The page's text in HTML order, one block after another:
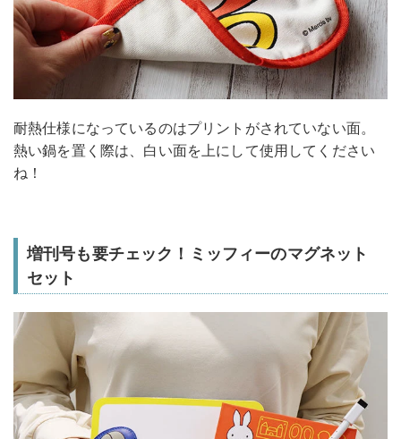
耐熱仕様になっているのはプリントがされていない面。
熱い鍋を置く際は、白い面を上にして使用してください
ね！
増刊号も要チェック！ミッフィーのマグネット
セット